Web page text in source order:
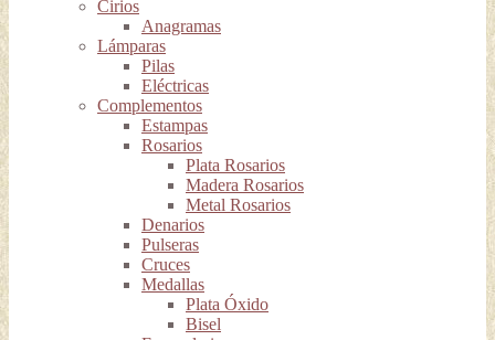
Cirios
Anagramas
Lámparas
Pilas
Eléctricas
Complementos
Estampas
Rosarios
Plata Rosarios
Madera Rosarios
Metal Rosarios
Denarios
Pulseras
Cruces
Medallas
Plata Óxido
Bisel